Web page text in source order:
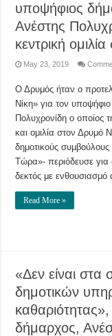
υποψήφιος
Ανέστης
κεντρική
May 23, 2019
Ο Δρυμός ήταν ο
Νίκη» για τον
Πολυχρονίδη ο οποίος
και ομιλία στον Δρυμό
δημοτικούς
Τώρα»- περιόδευσε για
δεκτός με ενθουσιασμό
Read More »
«Δεν είναι στα
δημοτικών
δήμαρχος,